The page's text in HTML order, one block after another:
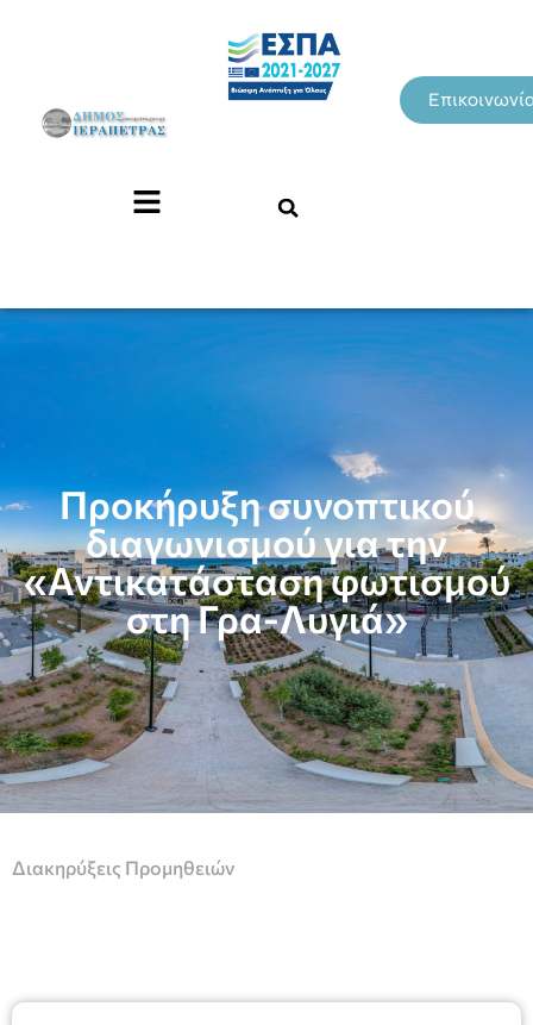
Προκήρυξη συνοπτικού
διαγωνισμού για την
«Αντικατάσταση φωτισμού
στη Γρα-Λυγιά»
Διακηρύξεις Προμηθειών